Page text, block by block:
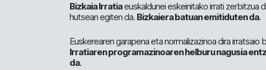
Bizkaia Irratiaeuskaldunei eskeinitako irrati zerbitzua
hutsean egiten da. Bizkaiera batuan emitiduten da.
Euskerearen garapena eta normalizazinoa dira
Irratiaren programazinoaren helburu nagusia
da.